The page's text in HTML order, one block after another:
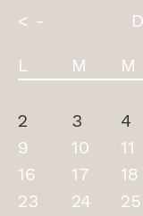
L M M
< -
2
3 4
9
10 11
16
17 18
23
24 25